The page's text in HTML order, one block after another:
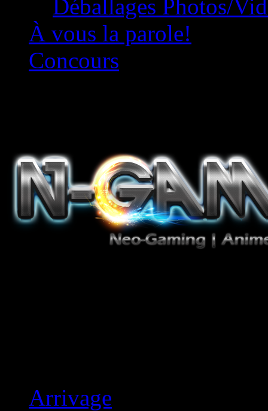
Déballages Photos/
À vous la parole!
Concours
Arrivage